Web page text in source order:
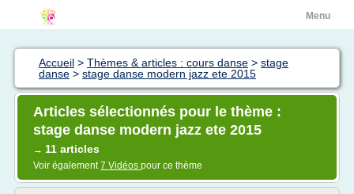
Menu
Accueil > Thèmes & articles : cours danse > stage
danse > stage danse modern jazz ete 2015
Articles sélectionnés pour le thème :
stage danse modern jazz ete 2015
→ 11 articles
Voir également7 Vidéos pour ce thème